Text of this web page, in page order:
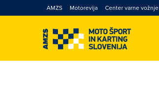
AMZS Motorevija Center varne vožnje